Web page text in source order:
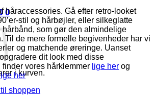
0
i kurven.
shoppen
håraccessories. Gå efter retro-looket
stil og hårbøjler, eller silkeglatte
hårbånd, som gør den almindelige
Til de mere formelle begivenheder har vi
og matchende øreringe. Uanset
dit look med disse
vores hårklemmer lige her og
her